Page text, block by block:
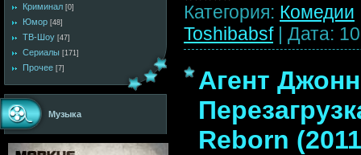
Криминал [0]
Юмор [48]
ТВ-Шоу [47]
Сериалы [171]
Прочее [7]
Музыка
Категория: Комедии
Toshibabsf | Дата:
Агент
Reborn